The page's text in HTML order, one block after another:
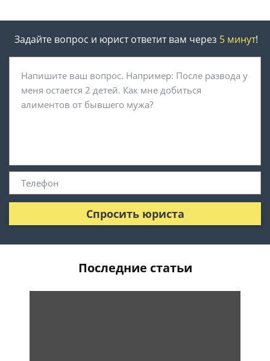
Задайте вопрос и юрист ответит вам через 5 минут!
Спросить юриста
Последние статьи